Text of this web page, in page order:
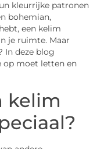
kleurrijke patronen
bohemian,
een kelim
je ruimte. Maar
In deze blog
op moet letten en
kelim